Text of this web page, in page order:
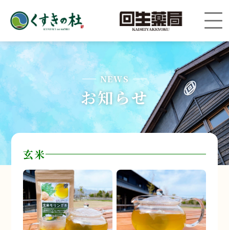
NEWS
お知らせ
玄米